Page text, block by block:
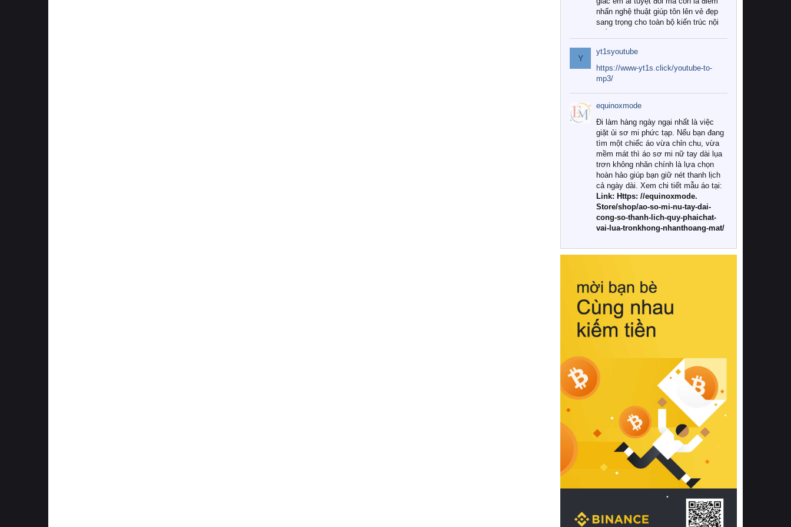
nhấn nghệ thuật giúp tôn lên vẻ đẹp
sang trọng cho toàn bộ kiến trúc nội
Tuy nhiên, giữa thị trường đa dạng
với vô vàn thương hiệu và mẫu mã
như hiện nay, làm thế nào để chọn
được những bộ chăn ga gối đệm cao
cấp thực sự chất lượng, phù hợp với
khí hậu và nhu cầu sử dụng của gia
đình? Hãy cùng chúng tôi đi tìm lời
giải đáp chi tiết qua bài viết dưới đây.
1. Tại sao các gia đình hiện đại lại ưa
chuộng chăn ga gối đệm cao cấp?
Khác với các dòng sản phẩm thông
thường, những bộ chăn ga gối đệm
cao cấp trải qua quy trình sản xuất
nghiêm ngặt từ khâu chọn lọc nguyên
liệu tự nhiên đến công nghệ dệt
nhuộm hiện đại không chứa hóa chất
này, bạn sẽ cảm nhận rõ rệt sự khác
hồi chuẩn xác của phần đệm nâng đỡ
cột sống.
Bên cạnh đó, việc lựa chọn các dòng
sản phẩm đạt chuẩn chất lượng quốc
tế còn giúp ngăn ngừa tình trạng kích
khuẩn và nấm mốc trong điều kiện
thời tiết nóng ẩm. Bạn có thể tìm hiểu
thêm các nghiên cứu khoa học về tác
động của giấc ngủ và môi trường
phòng ngủ đối với sức khỏe con
người tại Sleep Foundation (External
Link) để có cái nhìn toàn diện hơn.
2. Các tiêu chí vàng khi lựa chọn
chăn ga gối đệm cao cấp cho phòng
ngủ
Để sở hữu một bộ chăn ga gối đệm
cao cấp hoàn hảo cả về thẩm mỹ lẫn
công năng, người tiêu dùng cần cân
nhắc kỹ lưỡng các tiêu chí quan trọng
Y
yt1syoutube
https://www-yt1s.click/youtube-to-
mp3/
equinoxmode
Đi làm hàng ngày ngại nhất là việc
giặt ủi sơ mi phức tạp. Nếu bạn đang
tìm một chiếc áo vừa chỉn chu, vừa
mềm mát thì áo sơ mi nữ tay dài lụa
trơn không nhăn chính là lựa chọn
hoàn hảo giúp bạn giữ nét thanh lịch
cả ngày dài. Xem chi tiết mẫu áo tại:
Link: Https: //equinoxmode.
Store/shop/ao-so-mi-nu-tay-dai-
cong-so-thanh-lich-quy-phaichat-
vai-lua-tronkhong-nhanthoang-mat/